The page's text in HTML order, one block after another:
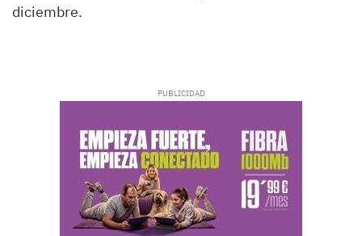
diciembre.